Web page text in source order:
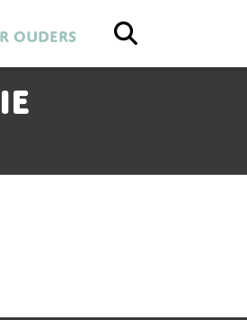
ouders